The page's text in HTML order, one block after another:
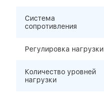
Система
сопротивления
Регулировка нагрузки
Количество уровней
нагрузки